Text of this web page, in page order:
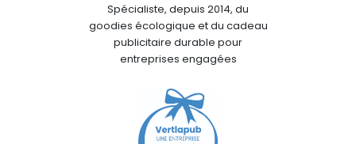
Spécialiste, depuis 2014, du
goodies écologique et du cadeau
publicitaire durable pour
entreprises engagées